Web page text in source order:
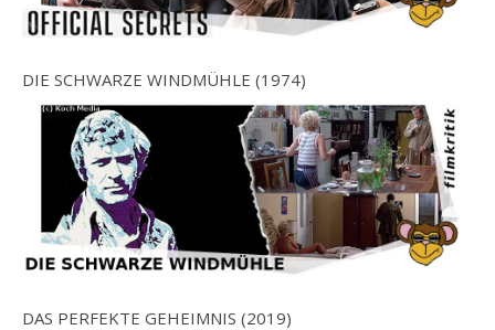
DIE SCHWARZE WINDMÜHLE (1974)
DAS PERFEKTE GEHEIMNIS (2019)